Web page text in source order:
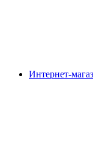
Интернет-